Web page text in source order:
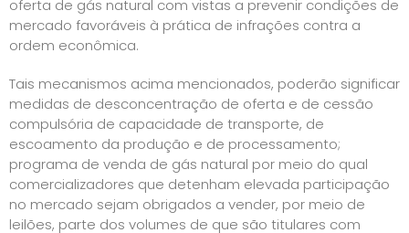
oferta de gás natural com vistas a prevenir condições de
mercado favoráveis à prática de infrações contra a
ordem econômica.
Tais mecanismos acima mencionados, poderão significar
medidas de desconcentração de oferta e de cessão
compulsória de capacidade de transporte, de
escoamento da produção e de processamento;
programa de venda de gás natural por meio do qual
comercializadores que detenham elevada participação
no mercado sejam obrigados a vender, por meio de
leilões, parte dos volumes de que são titulares com